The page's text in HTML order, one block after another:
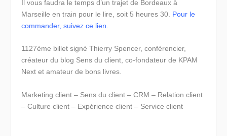
Il vous faudra le temps d’un trajet de Bordeaux à
Marseille en train pour le lire, soit 5 heures 30. Pour le
commander, suivez ce lien
1127ème billet signé Thierry Spencer, conférencier,
créateur du blog Sens du client, co-fondateur de KPAM
Next et amateur de bons livres.
Marketing client – Sens du client – CRM – Relation client
– Culture client – Expérience client – Service client